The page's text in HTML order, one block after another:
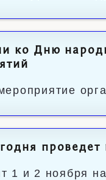
ко Дню
1 и 2 ноября